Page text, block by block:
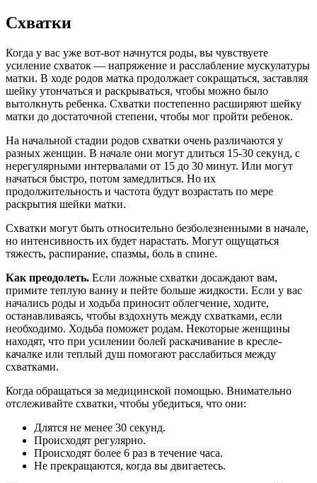
Схватки
Когда у вас уже вот-вот начнутся роды, вы чувствуете
усиление схваток — напряжение и расслабление мускулатуры
матки. В ходе родов матка продолжает сокращаться, заставляя
шейку утончаться и раскрываться, чтобы можно было
вытолкнуть ребенка. Схватки постепенно расширяют шейку
матки до достаточной степени, чтобы мог пройти ребенок.
На начальной стадии родов схватки очень различаются у
разных женщин. В начале они могут длиться 15-30 секунд, с
нерегулярными интервалами от 15 до 30 минут. Или могут
начаться быстро, потом замедлиться. Но их
продолжительность и частота будут возрастать по мере
раскрытия шейки матки.
Схватки могут быть относительно безболезненными в начале,
но интенсивность их будет нарастать. Могут ощущаться
тяжесть, распирание, спазмы, боль в спине.
Как преодолеть. Если ложные схватки досаждают вам,
примите теплую ванну и пейте больше жидкости. Если у вас
начались роды и ходьба приносит облегчение, ходите,
останавливаясь, чтобы вздохнуть между схватками, если
необходимо. Ходьба поможет родам. Некоторые женщины
находят, что при усилении болей раскачивание в кресле-
качалке или теплый душ помогают расслабиться между
схватками.
Когда обращаться за медицинской помощью. Внимательно
отслеживайте схватки, чтобы убедиться, что они:
Длятся не менее 30 секунд.
Происходят регулярно.
Происходят более 6 раз в течение часа.
Не прекращаются, когда вы двигаетесь.